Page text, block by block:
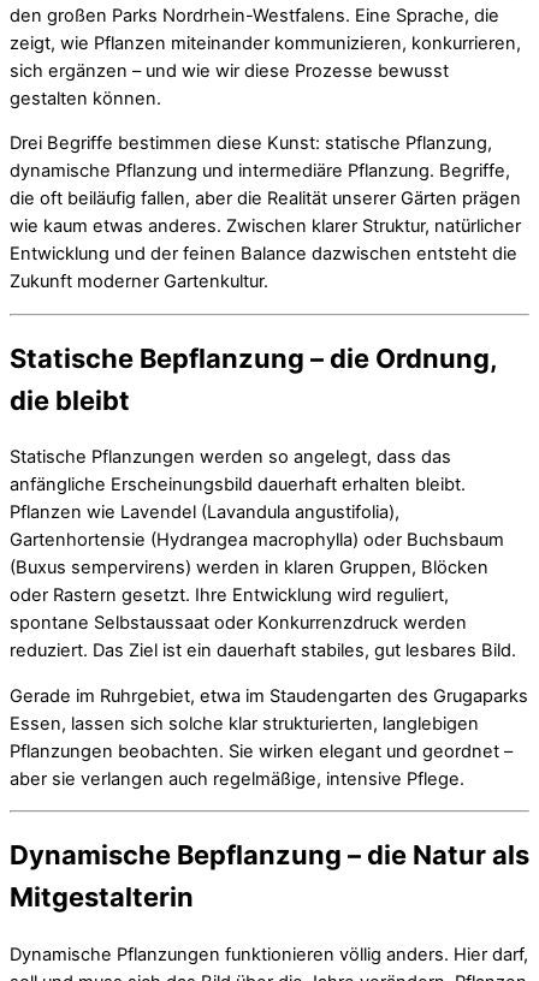
den großen Parks Nordrhein-Westfalens. Eine Sprache, die
zeigt, wie Pflanzen miteinander kommunizieren, konkurrieren,
sich ergänzen – und wie wir diese Prozesse bewusst
gestalten können.
Drei Begriffe bestimmen diese Kunst: statische Pflanzung,
dynamische Pflanzung und intermediäre Pflanzung. Begriffe,
die oft beiläufig fallen, aber die Realität unserer Gärten prägen
wie kaum etwas anderes. Zwischen klarer Struktur, natürlicher
Entwicklung und der feinen Balance dazwischen entsteht die
Zukunft moderner Gartenkultur.
Statische Bepflanzung – die Ordnung,
die bleibt
Statische Pflanzungen werden so angelegt, dass das
anfängliche Erscheinungsbild dauerhaft erhalten bleibt.
Pflanzen wie Lavendel (Lavandula angustifolia),
Gartenhortensie (Hydrangea macrophylla) oder Buchsbaum
(Buxus sempervirens) werden in klaren Gruppen, Blöcken
oder Rastern gesetzt. Ihre Entwicklung wird reguliert,
spontane Selbstaussaat oder Konkurrenzdruck werden
reduziert. Das Ziel ist ein dauerhaft stabiles, gut lesbares Bild.
Gerade im Ruhrgebiet, etwa im Staudengarten des Grugaparks
Essen, lassen sich solche klar strukturierten, langlebigen
Pflanzungen beobachten. Sie wirken elegant und geordnet –
aber sie verlangen auch regelmäßige, intensive Pflege.
Dynamische Bepflanzung – die Natur als
Mitgestalterin
Dynamische Pflanzungen funktionieren völlig anders. Hier darf,